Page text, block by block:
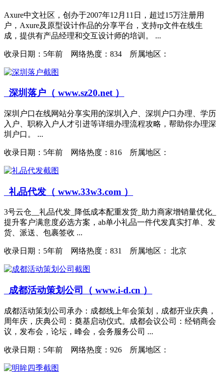
Axure中文社区，创办于2007年12月11日，超过15万注册用
户，Axure及原型设计作品的分享平台，支持rp文件在线生
成，提供有产品经理和交互设计师的培训。 ...
收录日期： 5年前 网络热度：834 所属地区：
深圳落户（ www.sz20.net ）
深圳户口在线网站分享实用的深圳入户、深圳户口办理、学历
入户、职称入户人才引进等详细办理流程攻略，帮助你办理深
圳户口。 ...
收录日期： 5年前 网络热度：816 所属地区：
礼品代发（ www.33w3.com ）
3号云仓__礼品代发_降低成本配重发货_助力商家增销量优化_
提升客户满意度必选方案，ab单小礼品一件代发真实打单、发
货、派送、包裹签收 ...
收录日期： 5年前 网络热度：831 所属地区： 北京
成都活动策划公司（ www.i-d.cn ）
成都活动策划公司承办：成都线上年会策划，成都开业庆典，
周年庆，庆典公司：奠基启动仪式。成都会议公司：经销商会
议，发布会，论坛，峰会，会务服务公司 ...
收录日期： 5年前 网络热度：926 所属地区：